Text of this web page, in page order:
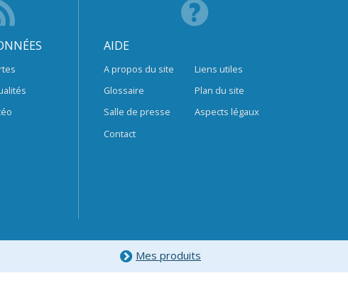
AIDE
A propos du site
Glossaire
Salle de presse
Contact
Liens utiles
Plan du site
Aspects légaux
Mes produits